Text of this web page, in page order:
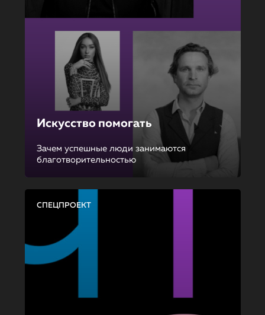
Искусство помогать
Зачем успешные люди занимаются
благотворительностью
СПЕЦПРОЕКТ